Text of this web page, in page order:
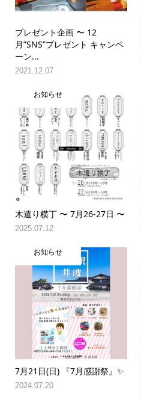
プレゼント企画 〜 12
月”SNS”プレゼント キャンペ
ーン...
2021.12.07
お知らせ
木遣り横丁 〜 7月26-27日 〜
2025.07.12
お知らせ
7月21日(日) 『7月感謝祭』✨
2024.07.20